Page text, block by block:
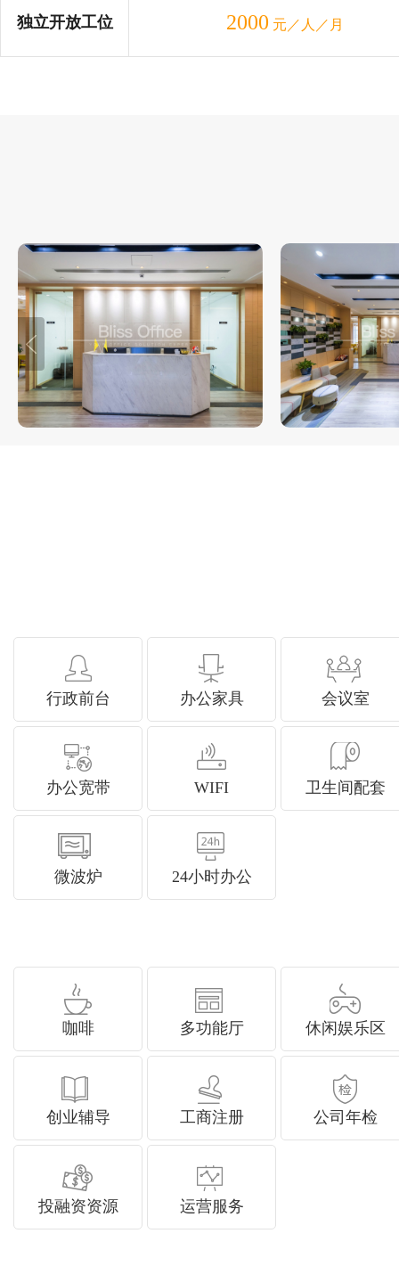
独立开放工位 2000 元／人／月
行政前台 办公家具 会议室
办公宽带 WIFI 卫生间配套
微波炉 24小时办公
咖啡 多功能厅 休闲娱乐区
创业辅导 工商注册 公司年检
投融资资源 运营服务